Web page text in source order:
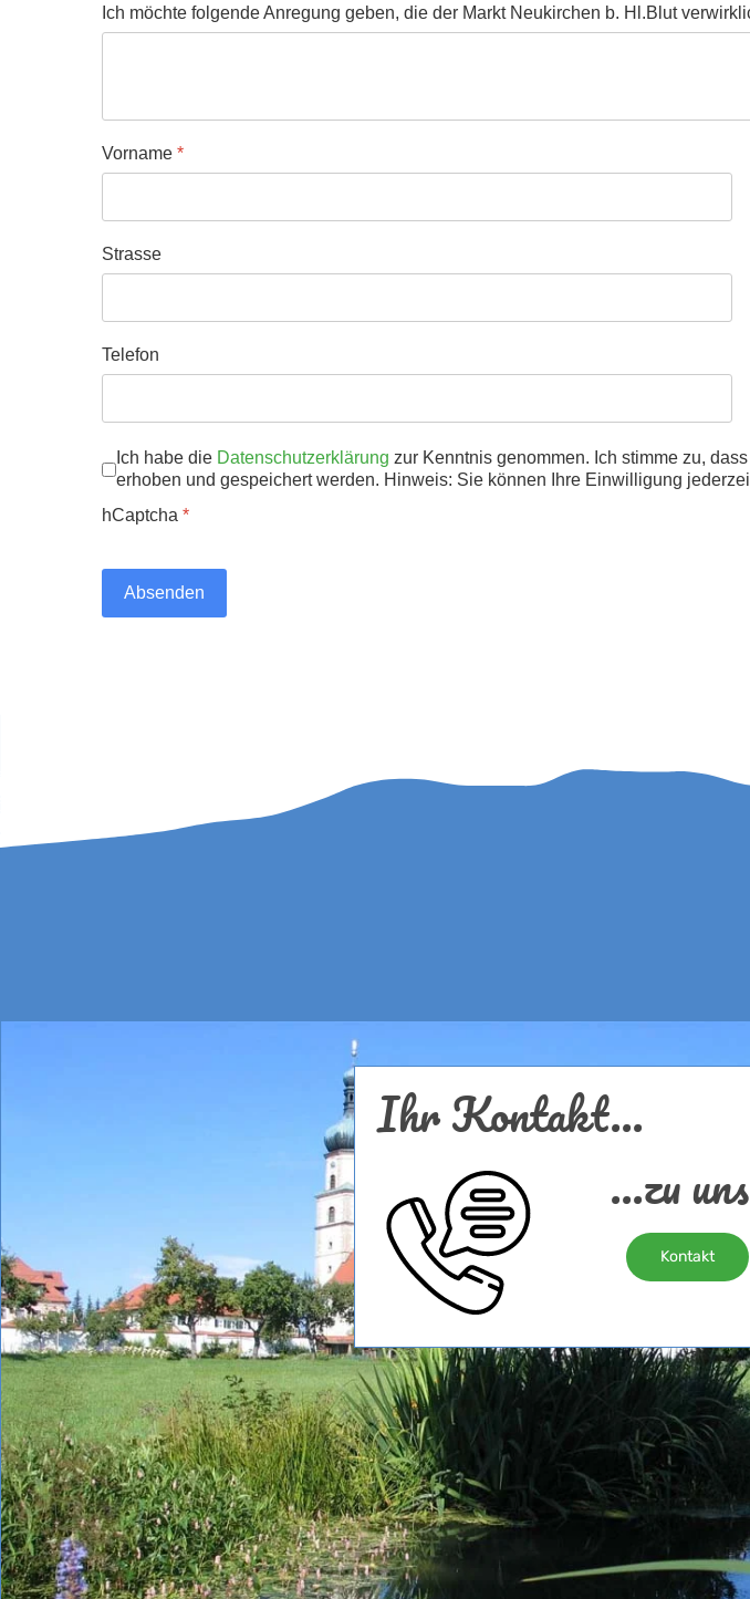
Ich möchte folgende Anregung geben, die der Markt Neukirchen b. Hl.Blut
Vorname *
Strasse
Telefon
Datenschutz*
Ich habe die Datenschutzerklärung zur Kenntnis genommen. Ich stimme zu,
erhoben und gespeichert werden. Hinweis: Sie können Ihre Einwilligung
hCaptcha *
Absenden
Ihr Kontakt...
...zu uns
Kontakt